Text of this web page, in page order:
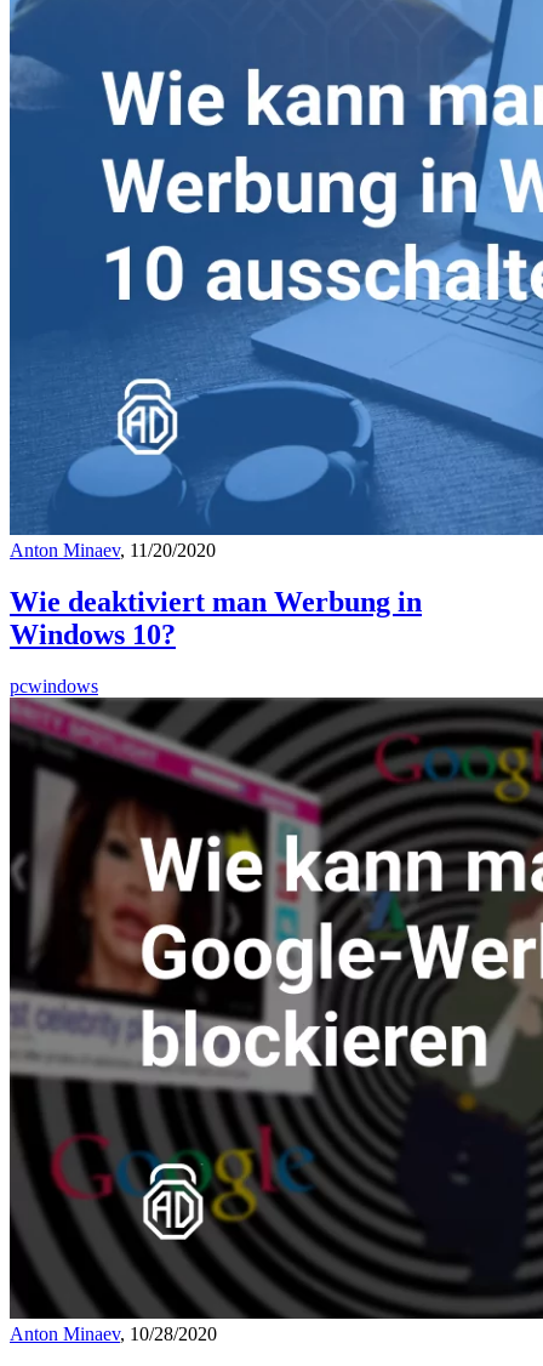
Anton Minaev, 11/20/2020
Wie deaktiviert man Werbung in
Windows 10?
pcwindows
Anton Minaev, 10/28/2020